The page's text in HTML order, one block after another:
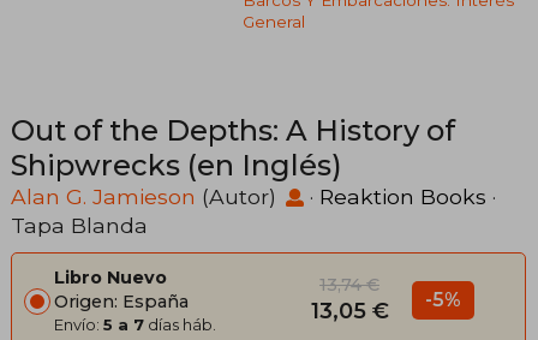
General
Out of the Depths: A History of
Shipwrecks (en Inglés)
Alan G. Jamieson (Autor) · Reaktion Books ·
Tapa Blanda
Libro Nuevo
Origen: España
Envío: 5 a 7 días háb.
13,74 €
13,05 € -5%